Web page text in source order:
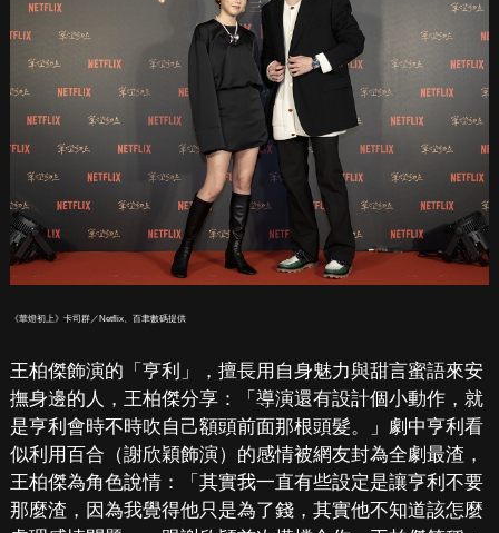
《華燈初上》卡司群／Netflix、百聿數碼提供
王柏傑飾演的「亨利」，擅長用自身魅力與甜言蜜語來安
撫身邊的人，王柏傑分享：「導演還有設計個小動作，就
是亨利會時不時吹自己額頭前面那根頭髮。」劇中亨利看
似利用百合（謝欣穎飾演）的感情被網友封為全劇最渣，
王柏傑為角色說情：「其實我一直有些設定是讓亨利不要
那麼渣，因為我覺得他只是為了錢，其實他不知道該怎麼